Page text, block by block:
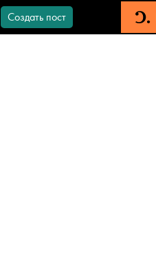
Создать пост